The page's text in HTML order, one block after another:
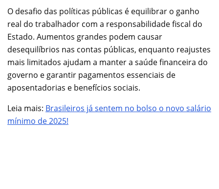
O desafio das políticas públicas é equilibrar o ganho
real do trabalhador com a responsabilidade fiscal do
Estado. Aumentos grandes podem causar
desequilíbrios nas contas públicas, enquanto reajustes
mais limitados ajudam a manter a saúde financeira do
governo e garantir pagamentos essenciais de
aposentadorias e benefícios sociais.
Leia mais: Brasileiros já sentem no bolso o novo salário
mínimo de 2025!